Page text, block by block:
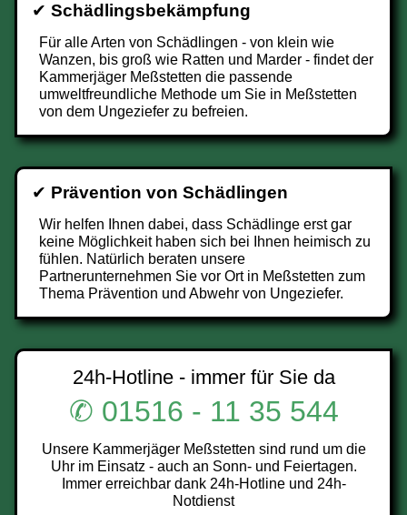
✔ Schädlingsbekämpfung
Für alle Arten von Schädlingen - von klein wie
Wanzen, bis groß wie Ratten und Marder - findet der
Kammerjäger Meßstetten die passende
umweltfreundliche Methode um Sie in Meßstetten
von dem Ungeziefer zu befreien.
✔ Prävention von Schädlingen
Wir helfen Ihnen dabei, dass Schädlinge erst gar
keine Möglichkeit haben sich bei Ihnen heimisch zu
fühlen. Natürlich beraten unsere
Partnerunternehmen Sie vor Ort in Meßstetten zum
Thema Prävention und Abwehr von Ungeziefer.
24h-Hotline - immer für Sie da
✆ 01516 - 11 35 544
Unsere Kammerjäger Meßstetten sind rund um die
Uhr im Einsatz - auch an Sonn- und Feiertagen.
Immer erreichbar dank 24h-Hotline und 24h-
Notdienst